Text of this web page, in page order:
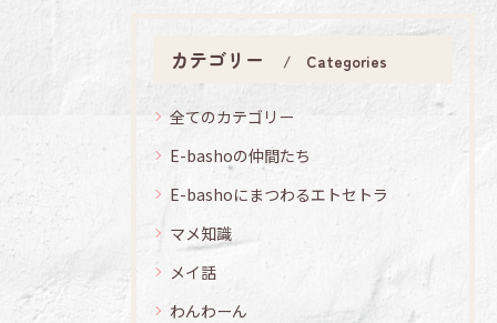
カテゴリー Categories
全てのカテゴリー
E-bashoの仲間たち
E-bashoにまつわるエトセトラ
マメ知識
メイ話
わんわーん